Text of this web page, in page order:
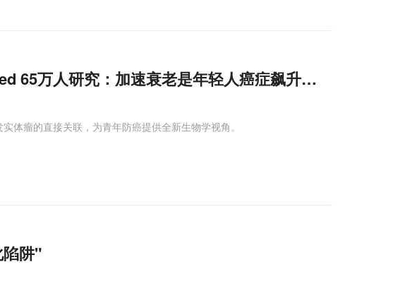
65万人研究：加速衰老是年轻人癌症飙升的“隐形推手”
体瘤的直接关联，为青年防癌提供全新生物学视角。
阱"